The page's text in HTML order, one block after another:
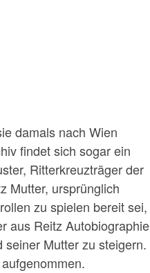
damals nach Wien
findet sich sogar ein
Ritterkreuzträger der
Mutter, ursprünglich
zu spielen bereit sei,
aus Reitz Autobiographie
Mutter zu steigern.